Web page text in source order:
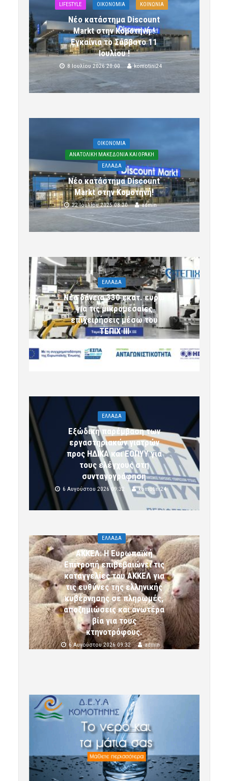
LIFESTYLE OIKONOMIA ΚΟΙΝΩΝΙΑ
Νέο κατάστημα Discount
Markt στην Κομοτηνή !
Εγκαίνια το Σάββατο 11
Ιουλίου !
8 Ιουλίου 2026 20:00 komotini24
OIKONOMIA
ΑΝΑΤΟΛΙΚΗ ΜΑΚΕΔΟΝΙΑ ΚΑΙ ΘΡΑΚΗ
ΕΛΛΑΔΑ
Νέο κατάστημα Discount
Markt στην Κομοτηνή!
22 Ιουλίου 2025 08:20 admin
ΕΛΛΑΔΑ
Νέα δάνεια 330 εκατ. ευρώ
για τις μικρομεσαίες
επιχειρήσεις μέσω του
ΤΕΠΙΧ ΙΙΙ
ΕΛΛΑΔΑ
Εξώδικη παρέμβαση των
εργαστηριακών γιατρών
προς ΗΔΙΚΑ και ΕΟΠΥΥ για
τους ελέγχους στη
συνταγογράφηση
6 Αυγούστου 2026 09:32 komotini24
ΕΛΛΑΔΑ
ΑΚΚΕΛ: Η Ευρωπαϊκή
Επιτροπή επιβεβαιώνει τις
καταγγελίες του ΑΚΚΕΛ για
τις ευθύνες της ελληνικής
κυβέρνησης σε πληρωμές,
αποζημιώσεις και ανωτέρα
βία για τους
κτηνοτρόφους.
6 Αυγούστου 2026 09:32 admin